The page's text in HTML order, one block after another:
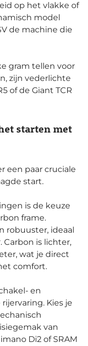
op het vlakke of
model
de machine die
gram tellen voor
zijn vederlichte
of de Giant TCR
starten met
een paar cruciale
start.
is de keuze
frame.
robuuster, ideaal
Carbon is lichter,
wat je direct
comfort.
en
Kies je
van
Di2 of SRAM